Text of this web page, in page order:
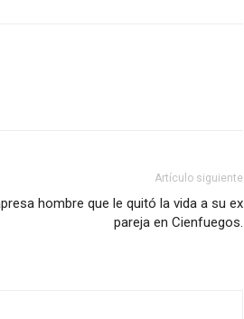
Artículo siguiente
hombre que le quitó la vida a su ex
pareja en Cienfuegos.